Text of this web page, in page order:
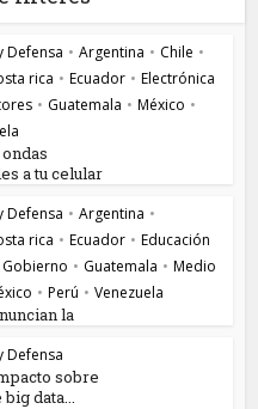
Defensa • Argentina • Chile •
rica • Ecuador • Electrónica
• Guatemala • México •
a tu celular
Defensa • Argentina •
rica • Ecuador • Educación
Gobierno • Guatemala • Medio
• Perú • Venezuela
la
Defensa
sobre
data...